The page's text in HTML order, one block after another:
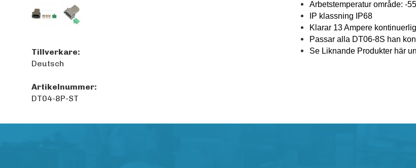
Arbetstemperatur område: -
IP klassning IP68
Klarar 13 Ampere
Passar alla DT06-8S han
Se Liknande Produkter här
Tillverkare:
Deutsch
Artikelnummer:
DT04-8P-ST